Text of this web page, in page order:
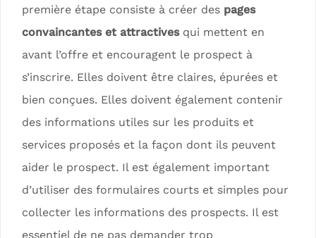
première étape consiste à créer des pages
convaincantes et attractives qui mettent en
avant l’offre et encouragent le prospect à
s’inscrire. Elles doivent être claires, épurées et
bien conçues. Elles doivent également contenir
des informations utiles sur les produits et
services proposés et la façon dont ils peuvent
aider le prospect. Il est également important
d’utiliser des formulaires courts et simples pour
collecter les informations des prospects. Il est
essentiel de ne pas demander trop